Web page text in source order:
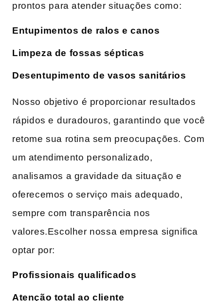
prontos⁣ para atender situações como:
Entupimentos de ralos e canos
Limpeza de fossas sépticas
Desentupimento de vasos sanitários
Nosso objetivo⁤ é proporcionar resultados
⁣rápidos e⁣ duradouros, garantindo que você
retome sua rotina sem preocupações. Com
um atendimento personalizado,
analisamos a gravidade da situação e
oferecemos o serviço ⁤mais adequado,
sempre ​com transparência nos
valores.Escolher nossa empresa significa
optar por:
Profissionais ⁢qualificados
Atenção total ao cliente